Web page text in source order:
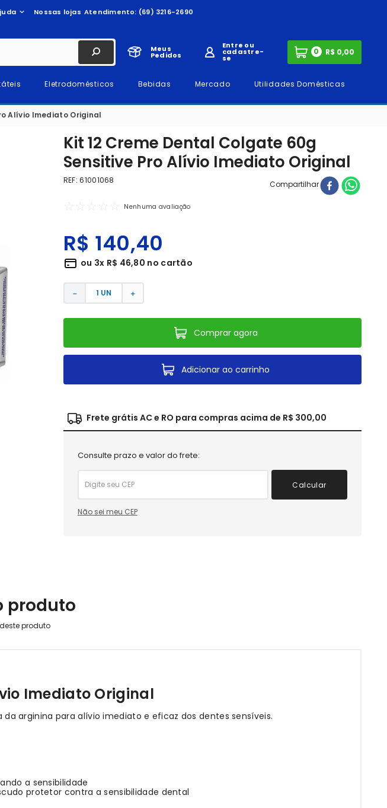
Nossas lojas Atendimento: (69) 3216-2690
Meus
Pedidos
Entre ou
cadastre-
se
0
Eletrodomésticos Bebidas Mercado Utilidades Domésticas
Alívio Imediato Original
Kit 12 Creme Dental Colgate 60g
Sensitive Pro Alívio Imediato Original
REF:61001068 Compartilhar
☆ ☆ ☆ ☆ ☆ Nenhuma avaliação
R$ 140,40
ou 3x R$ 46,80 no cartão
＋
－
Comprar agora
Adicionar ao carrinho
Frete grátis AC e RO para compras acima de R$ 300,00
Consulte prazo e valor do frete:
Calcular
Não sei meu CEP
produto
Imediato Original
arginina para alívio imediato e eficaz dos dentes sensíveis.
a sensibilidade
protetor contra a sensibilidade dental